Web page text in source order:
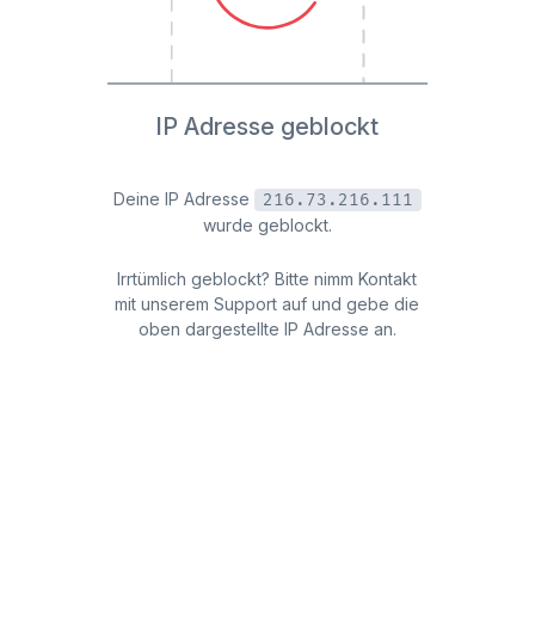
IP Adresse geblockt
Deine IP Adresse
216.73.216.111
wurde geblockt.
Irrtümlich geblockt? Bitte nimm Kontakt
mit unserem Support auf und gebe die
oben dargestellte IP Adresse an.